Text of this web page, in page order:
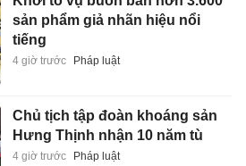
sản phẩm giả nhãn hiệu nổi
tiếng
4 giờ trước Pháp luật
Chủ tịch tập đoàn khoáng sản
Hưng Thịnh nhận 10 năm tù
4 giờ trước Pháp luật